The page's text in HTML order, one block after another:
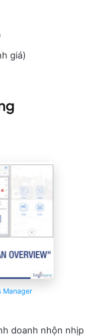
giá)
Manager
doanh nhộn nhịp